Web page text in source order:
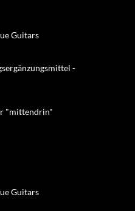
Guitars
-
"mittendrin"
Guitars